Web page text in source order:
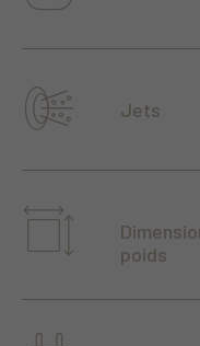
Jets
poids